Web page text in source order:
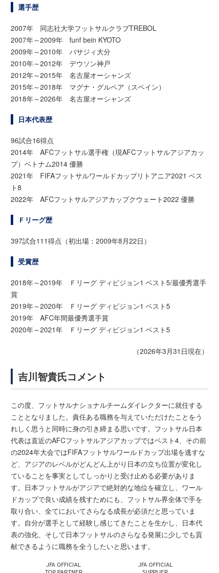
選手歴
2007年 同志社大学フットサルクラブTREBOL
2007年～2009年 funf bein KYOTO
2009年～2010年 バサジィ大分
2010年～2012年 デウソン神戸
2012年～2015年 名古屋オーシャンズ
2015年～2018年 マグナ・グルペア（スペイン）
2018年～2026年 名古屋オーシャンズ
日本代表歴
96試合16得点
2014年 AFCフットサル選手権（現AFCフットサルアジアカッ
プ）ベトナム2014 優勝
2021年 FIFAフットサルワールドカップリトアニア2021 ベス
ト8
2022年 AFCフットサルアジアカップクウェート2022 優勝
Ｆリーグ歴
397試合111得点（初出場：2009年8月22日）
受賞歴
2018年～2019年 Ｆリーグ ディビジョン1 ベスト5/最優秀選手
賞
2019年～2020年 Ｆリーグ ディビジョン1 ベスト5
2019年 AFC年間最優秀選手賞
2020年～2021年 Ｆリーグ ディビジョン1 ベスト5
（2026年3月31日現在）
吉川智貴氏コメント
この度、フットサルナショナルチームダイレクターに就任する
こととなりました。責任ある職務を与えていただけたことをう
れしく思うと同時に身の引き締まる思いです。フットサル日本
代表は直近のAFCフットサルアジアカップではベスト4、その前
の2024年大会ではFIFAフットサルワールドカップ出場を逃すな
ど、アジアのレベルがどんどん上がり日本の立ち位置が変化し
ていることを事実としてしっかりと受け止める必要がありま
す。日本フットサルがアジアで絶対的な地位を確立し、ワール
ドカップで良い成績を残すためにも、フットサル界全体で手を
取り合い、全てにおいてさらなる成長が必須だと思っていま
す。自分が選手として経験し感じてきたことを生かし、日本代
表の強化、そして日本フットサルのさらなる発展に少しでも貢
献できるように職務を全うしたいと思います。
JFA OFFICIAL
JFA OFFICIAL